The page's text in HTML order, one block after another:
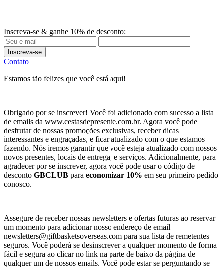
Inscreva-se & ganhe 10% de desconto:
Inscreva-se
Contato
Estamos tão felizes que você está aqui!
Obrigado por se inscrever! Você foi adicionado com sucesso a lista
de emails da www.cestasdepresente.com.br. Agora você pode
desfrutar de nossas promoções exclusivas, receber dicas
interessantes e engraçadas, e ficar atualizado com o que estamos
fazendo. Nós iremos garantir que você esteja atualizado com nossos
novos presentes, locais de entrega, e serviços. Adicionalmente, para
agradecer por se inscrever, agora você pode usar o código de
desconto GBCLUB para economizar 10% em seu primeiro pedido
conosco.
Assegure de receber nossas newsletters e ofertas futuras ao reservar
um momento para adicionar nosso endereço de email
newsletters@giftbasketsoverseas.com para sua lista de remetentes
seguros. Você poderá se desinscrever a qualquer momento de forma
fácil e segura ao clicar no link na parte de baixo da página de
qualquer um de nossos emails. Você pode estar se perguntando se